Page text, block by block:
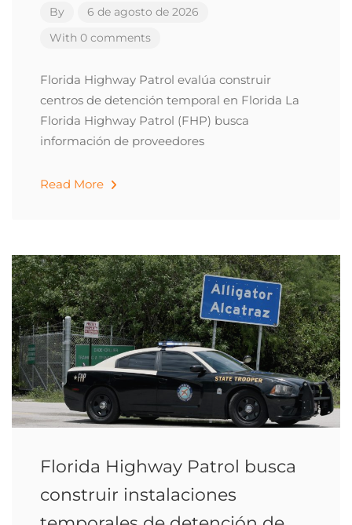
By
6 de agosto de 2026
With 0 comments
Florida Highway Patrol evalúa construir
centros de detención temporal en Florida La
Florida Highway Patrol (FHP) busca
información de proveedores
Read More
Florida Highway Patrol busca
construir instalaciones